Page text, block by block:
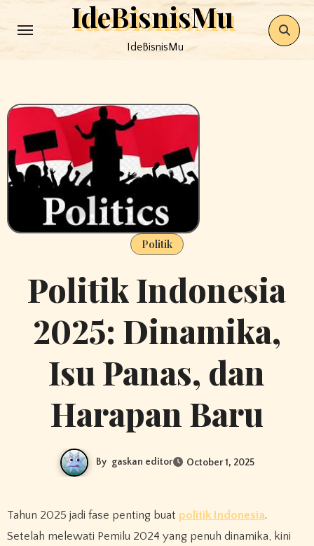
to
IdeBisnisMu
IdeBisnisMu
Politik
Politik Indonesia
2025: Dinamika,
Isu Panas, dan
Harapan Baru
By gaskan editor October 1, 2025
Tahun 2025 jadi fase penting buat politik Indonesia.
Setelah melewati Pemilu 2024 yang penuh dinamika, kini